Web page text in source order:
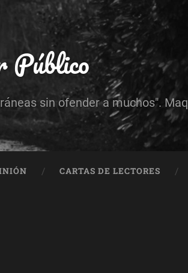
Público
sin ofender a muchos".
CARTAS DE LECTORES